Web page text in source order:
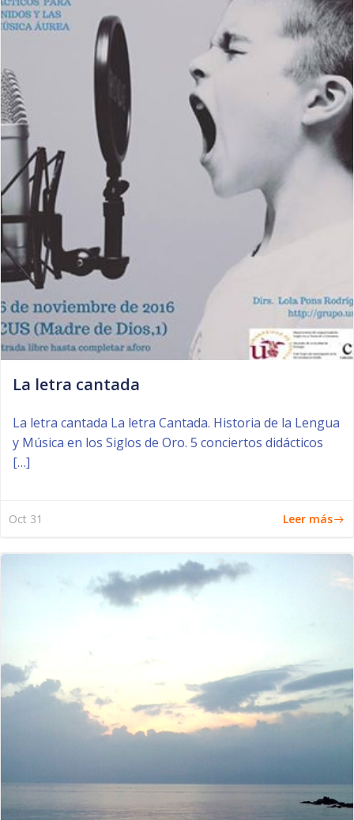
La letra cantada
La letra cantada La letra Cantada. Historia de la Lengua
y Música en los Siglos de Oro. 5 conciertos didácticos
[…]
Oct 31 Leer más